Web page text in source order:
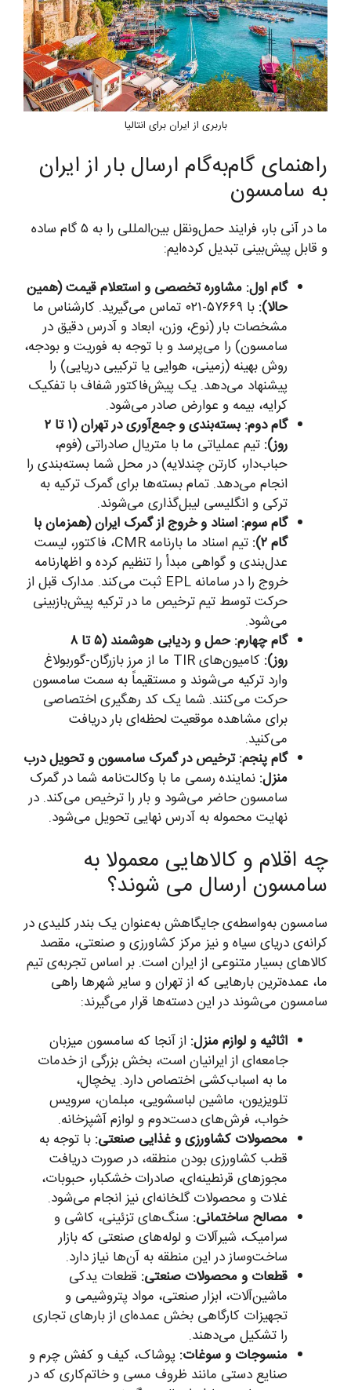
باربری از ایران برای انتالیا
راهنمای گام‌به‌گام ارسال بار از ایران
به سامسون
ما در آنی بار، فرایند حمل‌ونقل بین‌المللی را به ۵ گام ساده
و قابل پیش‌بینی تبدیل کرده‌ایم:
گام اول: مشاوره تخصصی و استعلام قیمت (همین
حالا):
با ۵۷۶۶۹-۰۲۱ تماس می‌گیرید. کارشناس ما
مشخصات بار (نوع، وزن، ابعاد و آدرس دقیق در
سامسون) را می‌پرسد و با توجه به فوریت و بودجه،
روش بهینه (زمینی، هوایی یا ترکیبی دریایی) را
پیشنهاد می‌دهد. یک پیش‌فاکتور شفاف با تفکیک
کرایه، بیمه و عوارض صادر می‌شود.
گام دوم: بسته‌بندی و جمع‌آوری در تهران (۱ تا ۲
روز): تیم عملیاتی ما با متریال صادراتی (فوم،
حباب‌دار، کارتن چندلایه) در محل شما بسته‌بندی را
انجام می‌دهد. تمام بسته‌ها برای گمرک ترکیه به
ترکی و انگلیسی لیبل‌گذاری می‌شوند.
گام سوم: اسناد و خروج از گمرک ایران (همزمان با
گام ۲):
تیم اسناد ما بارنامه CMR، فاکتور، لیست
عدل‌بندی و گواهی مبدأ را تنظیم کرده و اظهارنامه
خروج را در سامانه EPL ثبت می‌کند. مدارک قبل از
حرکت توسط تیم ترخیص ما در ترکیه پیش‌بازبینی
می‌شود.
گام چهارم: حمل و ردیابی هوشمند (۵ تا ۸
روز):
کامیون‌های TIR ما از مرز بازرگان-گوربولاغ
وارد ترکیه می‌شوند و مستقیماً به سمت سامسون
حرکت می‌کنند. شما یک کد رهگیری اختصاصی
برای مشاهده موقعیت لحظه‌ای بار دریافت
می‌کنید.
گام پنجم: ترخیص در گمرک سامسون و تحویل درب
منزل: نماینده رسمی ما با وکالت‌نامه شما در گمرک
سامسون حاضر می‌شود و بار را ترخیص می‌کند. در
نهایت محموله به آدرس نهایی تحویل می‌شود.
چه اقلام و کالاهایی معمولا به
سامسون ارسال می شوند؟
سامسون به‌واسطه‌ی جایگاهش به‌عنوان یک بندر کلیدی در
کرانه‌ی دریای سیاه و نیز مرکز کشاورزی و صنعتی، مقصد
کالاهای بسیار متنوعی از ایران است. بر اساس تجربه‌ی تیم
ما، عمده‌ترین بارهایی که از تهران و سایر شهرها راهی
سامسون می‌شوند در این دسته‌ها قرار می‌گیرند:
اثاثیه و لوازم منزل: از آنجا که سامسون میزبان
جامعه‌ای از ایرانیان است، بخش بزرگی از خدمات
ما به اسباب‌کشی اختصاص دارد. یخچال،
تلویزیون، ماشین لباسشویی، مبلمان، سرویس
خواب، فرش‌های دست‌دوم و لوازم آشپزخانه.
محصولات کشاورزی و غذایی صنعتی: با توجه به
قطب کشاورزی بودن منطقه، در صورت دریافت
مجوزهای قرنطینه‌ای، صادرات خشکبار، حبوبات،
غلات و محصولات گلخانه‌ای نیز انجام می‌شود.
مصالح ساختمانی: سنگ‌های تزئینی، کاشی و
سرامیک، شیرآلات و لوله‌های صنعتی که بازار
ساخت‌وساز در این منطقه به آن‌ها نیاز دارد.
قطعات و محصولات صنعتی: قطعات یدکی
ماشین‌آلات، ابزار صنعتی، مواد پتروشیمی و
تجهیزات کارگاهی بخش عمده‌ای از بارهای تجاری
را تشکیل می‌دهند.
منسوجات و سوغات: پوشاک، کیف و کفش چرم و
صنایع دستی مانند ظروف مسی و خاتم‌کاری که در